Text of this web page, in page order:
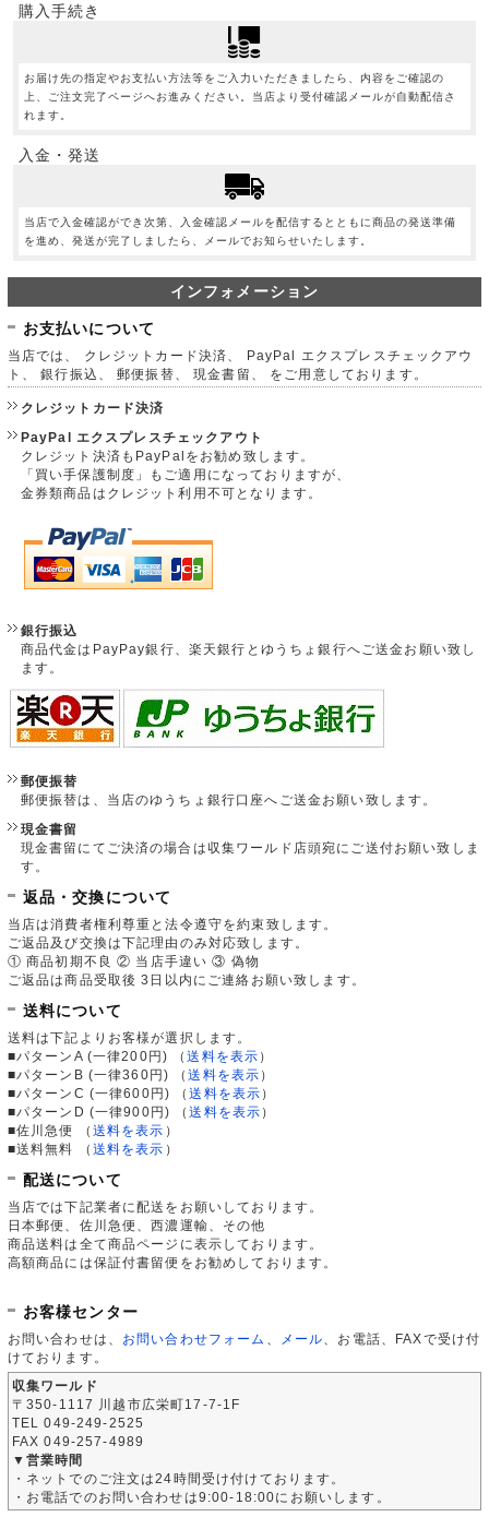
購入手続き
お届け先の指定やお支払い方法等をご入力いただきましたら、内容をご確認の
上、ご注文完了ページへお進みください。当店より受付確認メールが自動配信さ
れます。
入金・発送
当店で入金確認ができ次第、入金確認メールを配信するとともに商品の発送準備
を進め、発送が完了しましたら、メールでお知らせいたします。
インフォメーション
お支払いについて
当店では、 クレジットカード決済、 PayPal エクスプレスチェックアウ
ト、 銀行振込、 郵便振替、 現金書留、 をご用意しております。
クレジットカード決済
PayPal エクスプレスチェックアウト
クレジット決済もPayPalをお勧め致します。
「買い手保護制度」もご適用になっておりますが、
金券類商品はクレジット利用不可となります。
銀行振込
商品代金はPayPay銀行、楽天銀行とゆうちょ銀行へご送金お願い致し
ます。
郵便振替
郵便振替は、当店のゆうちょ銀行口座へご送金お願い致します。
現金書留
現金書留にてご決済の場合は収集ワールド店頭宛にご送付お願い致しま
す。
返品・交換について
当店は消費者権利尊重と法令遵守を約束致します。
ご返品及び交換は下記理由のみ対応致します。
① 商品初期不良 ② 当店手違い ③ 偽物
ご返品は商品受取後 3日以内にご連絡お願い致します。
送料について
送料は下記よりお客様が選択します。
■パターンA (一律200円)
（送料を表示 ）
■パターンB (一律360円)
（送料を表示 ）
■パターンC (一律600円)
（送料を表示 ）
■パターンD (一律900円)
（送料を表示 ）
■佐川急便
（ 送料を表示 ）
■送料無料
（ 送料を表示 ）
配送について
当店では下記業者に配送をお願いしております。
日本郵便、佐川急便、西濃運輸、その他
商品送料は全て商品ページに表示しております。
高額商品には保証付書留便をお勧めしております。
お客様センター
お問い合わせは、 お問い合わせフォーム メール 、お電話、FAXで受け付
けております。
収集ワールド
〒350-1117 川越市広栄町17-7-1F
TEL 049-249-2525
FAX 049-257-4989
▼営業時間
・ネットでのご注文は24時間受け付けております。
・お電話でのお問い合わせは9:00-18:00にお願いします。